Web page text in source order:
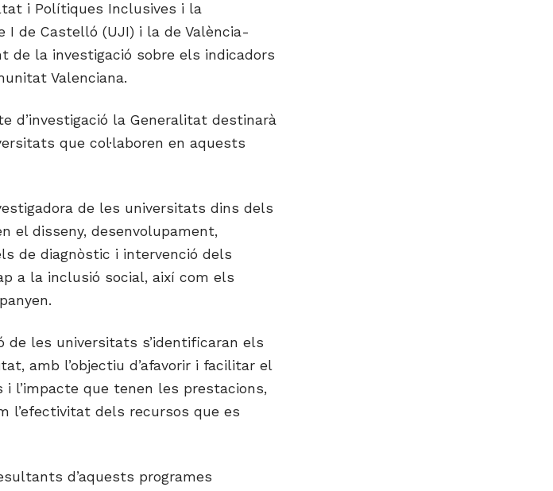
i Polítiques Inclusives i la
I de Castelló (UJI) i la de València-
de la investigació sobre els indicadors
Valenciana.
d’investigació la Generalitat destinarà
que col·laboren en aquests
de les universitats dins dels
el disseny, desenvolupament,
de diagnòstic i intervenció dels
a la inclusió social, així com els
de les universitats s’identificaran els
amb l’objectiu d’afavorir i facilitar el
l’impacte que tenen les prestacions,
l’efectivitat dels recursos que es
d’aquests programes